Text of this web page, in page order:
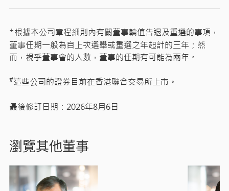
+根據本公司章程細則內有關董事輪值告退及重選的事項，
董事任期一般為自上次選舉或重選之年起計的三年；然
而，視乎董事會的人數，董事的任期有可能為兩年。
#這些公司的證券目前在香港聯合交易所上市。
最後修訂日期：2026年8月6日
瀏覽其他董事